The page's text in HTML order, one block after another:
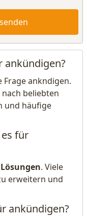
ankündigen?
Frage ankndigen.
beliebten
und häufige
für
. Viele
erweitern und
ankündigen?